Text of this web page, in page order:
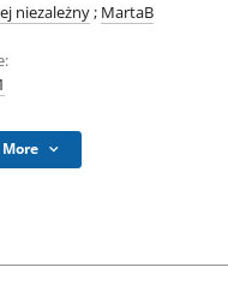
niezależny; MartaB
More